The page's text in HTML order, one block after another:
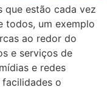
que estão cada vez
todos, um exemplo
ao redor do
e serviços de
e redes
facilidades o